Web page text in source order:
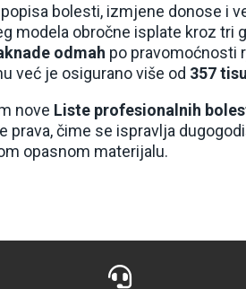
bolesti, izmjene donose i
modela obročne isplate kroz tri
odmah po pravomoćnosti
već je osigurano više od 357
nove Liste profesionalnih
prava, čime se ispravlja
opasnom materijalu.
